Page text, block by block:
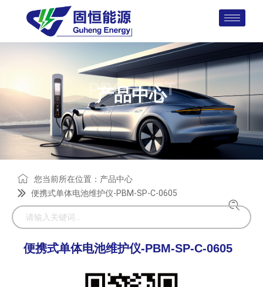
产品中心
PRODUCT
您当前所在位置： 产品中心
便携式单体电池维护仪-PBM-SP-C-0605
便携式单体电池维护仪-PBM-SP-C-0605